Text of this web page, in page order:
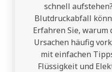
schnell
Blutdruckabfall
Erfahren Sie, warum
Ursachen häufig
mit einfachen
Flüssigkeit und